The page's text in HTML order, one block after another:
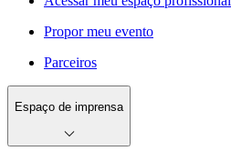
Propor meu evento
Parceiros
Espaço de imprensa